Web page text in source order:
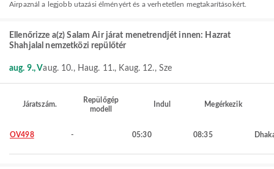
Airpaznál a legjobb utazási élményért és a verhetetlen megtakarításokért.
Ellenőrizze a(z) Salam Air járat menetrendjét innen: Hazrat
Shahjalal nemzetközi repülőtér
aug. 9., Vaug. 10., H aug. 11., Kaug. 12., Sze
Járatszám.
Repülőgép
modell
Indul Megérkezik
OV498 - 05:30 08:35